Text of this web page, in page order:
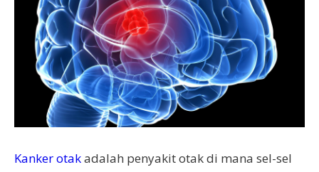
Kanker otakadalah penyakit otak di mana sel-sel